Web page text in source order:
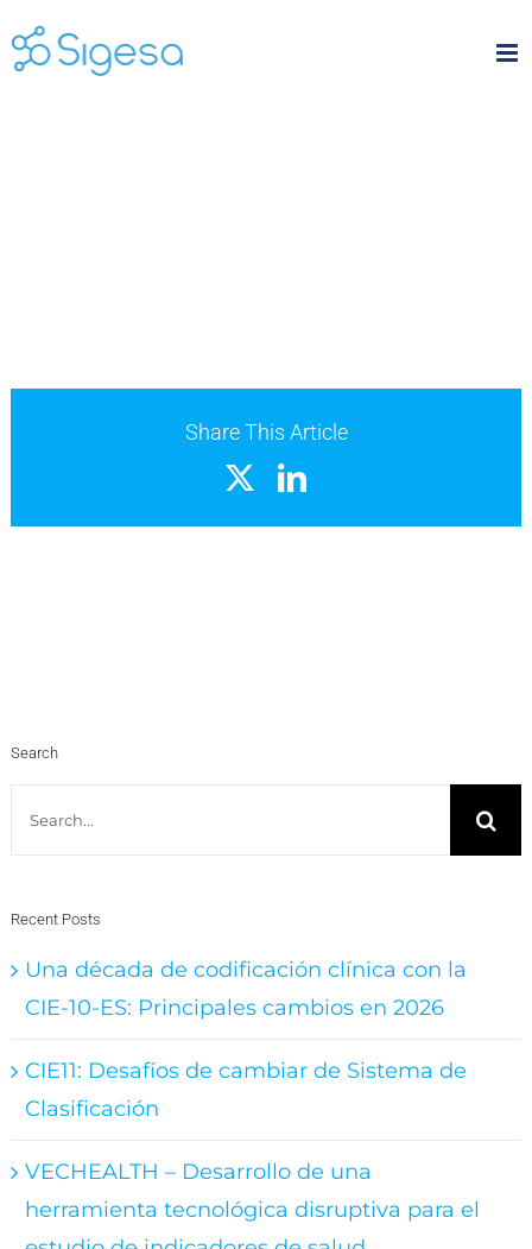
to
Share This Article
LinkedIn
Search
Recent Posts
Una década de codificación clínica con la
CIE-10-ES: Principales cambios en 2026
CIE11: Desafíos de cambiar de Sistema de
Clasificación
VECHEALTH – Desarrollo de una
herramienta tecnológica disruptiva para el